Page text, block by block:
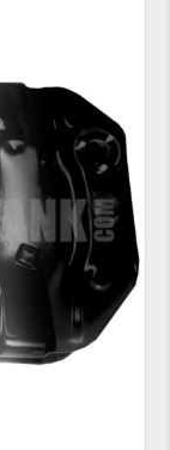
il
della
per
per
dei metalli
altro
è una